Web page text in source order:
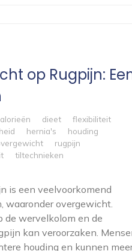
op Rugpijn:
dieet
flexibiliteit
hernia's
houding
rugpijn
tiltechnieken
is een veelvoorkomend
waaronder overgewicht.
de wervelkolom en de
kan veroorzaken.
houding en kunnen